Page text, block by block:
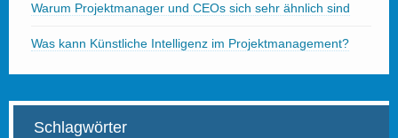
Warum Projektmanager und CEOs sich sehr ähnlich sind
Was kann Künstliche Intelligenz im Projektmanagement?
Schlagwörter